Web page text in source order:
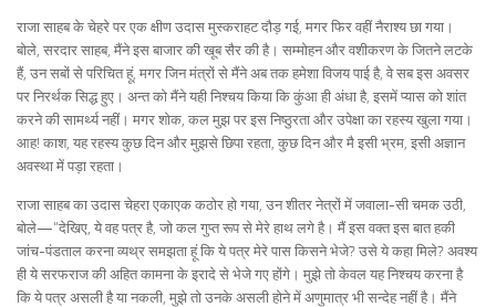
राजा साहब के चेहरे पर एक क्षीण उदास मुस्कराहट दौड़ गई, मगर फिर वहीं नैराश्य छा गया।
बोले, सरदार साहब, मैंने इस बाजार की खूब सैर की है। सम्मोहन और वशीकरण के जितने लटके
हैं, उन सबों से परिचित हूं, मगर जिन मंत्रों से मैंने अब तक हमेशा विजय पाई है, वे सब इस अवसर
पर निरर्थक सिद्ध हुए। अन्त को मैंने यही निश्चय किया कि कुंआ ही अंधा है, इसमें प्यास को शांत
करने की सामर्थ्य नहीं। मगर शोक, कल मुझ पर इस निष्ठुरता और उपेक्षा का रहस्य खुला गया।
आह! काश, यह रहस्य कुछ दिन और मुझसे छिपा रहता, कुछ दिन और मै इसी भ्रम, इसी अज्ञान
अवस्था में पड़ा रहता।
राजा साहब का उदास चेहरा एकाएक कठोर हो गया, उन शीतर नेत्रों में जवाला-सी चमक उठी,
बोले—“देखिए, ये वह पत्र है, जो कल गुप्त रूप से मेरे हाथ लगे है। मैं इस वक्त इस बात हकी
जांच-पंडताल करना व्यथ्र समझता हूं कि ये पत्र मेरे पास किसने भेजे? उसे ये कहा मिले? अवश्य
ही ये सरफराज की अहित कामना के इरादे से भेजे गए होंगे। मुझे तो केवल यह निश्चय करना है
कि ये पत्र असली है या नकली, मुझे तो उनके असली होने में अणुमात्र भी सन्देह नहीं है। मैंने